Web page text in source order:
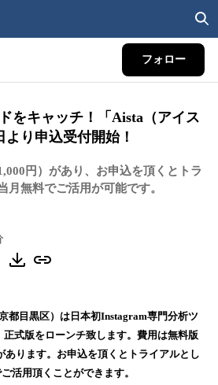
フォロー
をキャッチ！「Aista（アイス
り申込受付開始！
円）があり、お申込を頂くとトラ
月無料でご活用が可能です。
都目黒区）は日本初Instagram専門分析ツ
式版をローンチ致します。費用は無料版
あります。お申込を頂くとトライアルとし
活用頂くことができます。